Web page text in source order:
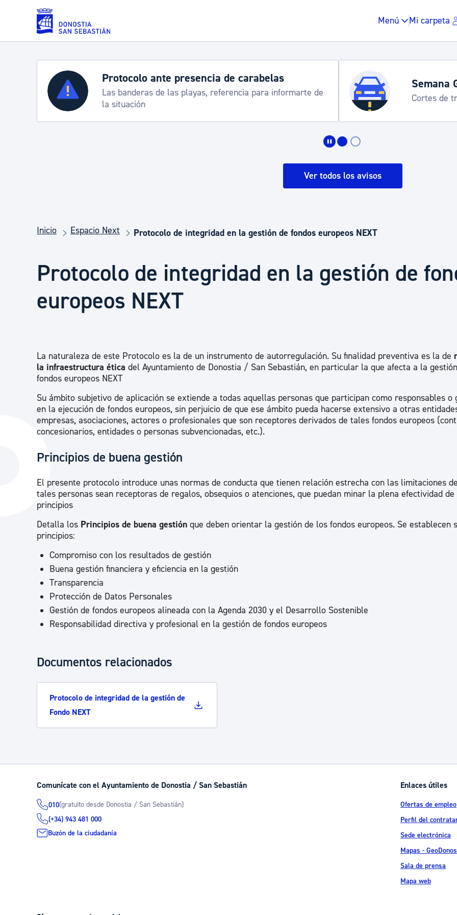
Saltar al contenido principal
Menú Mi carpeta
Servicios
Padrón y asuntos personales
Espacio público,
Seguridad ciudadana y emergencias
Salud Pública, animales y consumo Desarrollo económico
Infancia y juventud
La ciudad
La ciudad ahora
Descubre la ciudad
La ciudad futura
Noticias
Agenda cultural
Tablón de anuncios oficiales
Portal de transparencia
Protocolo ante presencia de carabelas
Las banderas de las playas, referencia para informarte de
la situación
Semana
Cortes de
Ver todos los avisos
Inicio Espacio Next Protocolo de integridad en la gestión de fondos europeos NEXT
Protocolo de integridad en la gestión de
europeos NEXT
La naturaleza de este Protocolo es la de un instrumento de autorregulación. Su finalidad preventiva es la de
la infraestructura ética del Ayuntamiento de Donostia / San Sebastián, en particular la que afecta a la
fondos europeos NEXT
Su ámbito subjetivo de aplicación se extiende a todas aquellas personas que participan como responsables o
en la ejecución de fondos europeos, sin perjuicio de que ese ámbito pueda hacerse extensivo a otras
empresas, asociaciones, actores o profesionales que son receptores derivados de tales fondos europeos
concesionarios, entidades o personas subvencionadas, etc.).
Principios de buena gestión
El presente protocolo introduce unas normas de conducta que tienen relación estrecha con las limitaciones
tales personas sean receptoras de regalos, obsequios o atenciones, que puedan minar la plena efectividad
principios
Detalla los Principios de buena gestión que deben orientar la gestión de los fondos europeos. Se establecen
principios:
Compromiso con los resultados de gestión
Buena gestión financiera y eficiencia en la gestión
Transparencia
Protección de Datos Personales
Gestión de fondos europeos alineada con la Agenda 2030 y el Desarrollo Sostenible
Responsabilidad directiva y profesional en la gestión de fondos europeos
Documentos relacionados
Protocolo de integridad de la gestión de
Fondo NEXT
Comunícate con el Ayuntamiento de Donostia / San Sebastián
010(gratuito desde Donostia / San Sebastián)
(+34) 943 481 000
Buzón de la ciudadanía
Enlaces útiles
Ofertas de empleo
Perfil del
Sede electrónica
Mapas -
Sala de prensa
Mapa web